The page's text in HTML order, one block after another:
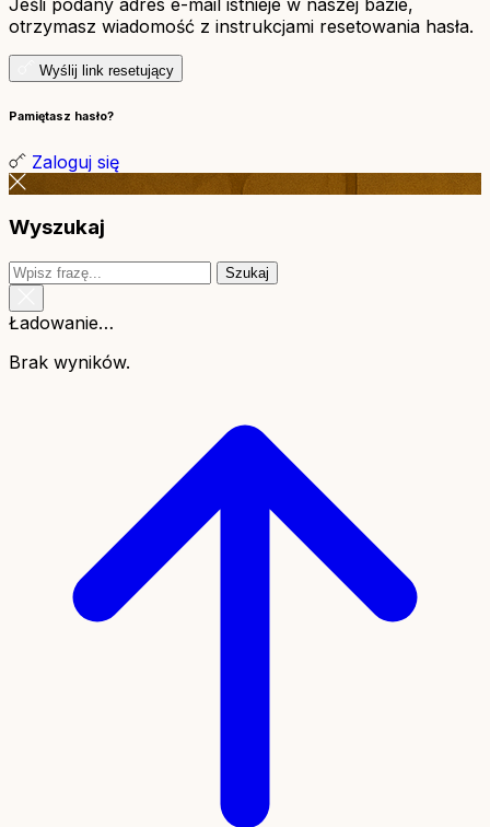
otrzymasz wiadomość z instrukcjami resetowania hasła.
Wyślij link resetujący
Pamiętasz hasło?
Zaloguj się
Wyszukaj
Szukaj
Ładowanie…
Brak wyników.